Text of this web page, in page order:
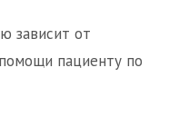
зависит от
пациенту по